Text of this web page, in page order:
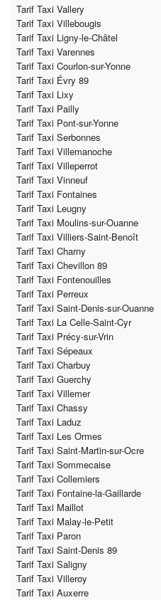
Tarif Taxi Vallery
Tarif Taxi Villebougis
Tarif Taxi Ligny-le-Châtel
Tarif Taxi Varennes
Tarif Taxi Courlon-sur-Yonne
Tarif Taxi Évry 89
Tarif Taxi Lixy
Tarif Taxi Pailly
Tarif Taxi Pont-sur-Yonne
Tarif Taxi Serbonnes
Tarif Taxi Villemanoche
Tarif Taxi Villeperrot
Tarif Taxi Vinneuf
Tarif Taxi Fontaines
Tarif Taxi Leugny
Tarif Taxi Moulins-sur-Ouanne
Tarif Taxi Villiers-Saint-Benoît
Tarif Taxi Charny
Tarif Taxi Chevillon 89
Tarif Taxi Fontenouilles
Tarif Taxi Perreux
Tarif Taxi Saint-Denis-sur-Ouanne
Tarif Taxi La Celle-Saint-Cyr
Tarif Taxi Précy-sur-Vrin
Tarif Taxi Sépeaux
Tarif Taxi Charbuy
Tarif Taxi Guerchy
Tarif Taxi Villemer
Tarif Taxi Chassy
Tarif Taxi Laduz
Tarif Taxi Les Ormes
Tarif Taxi Saint-Martin-sur-Ocre
Tarif Taxi Sommecaise
Tarif Taxi Collemiers
Tarif Taxi Fontaine-la-Gaillarde
Tarif Taxi Maillot
Tarif Taxi Malay-le-Petit
Tarif Taxi Paron
Tarif Taxi Saint-Denis 89
Tarif Taxi Saligny
Tarif Taxi Villeroy
Tarif Taxi Auxerre